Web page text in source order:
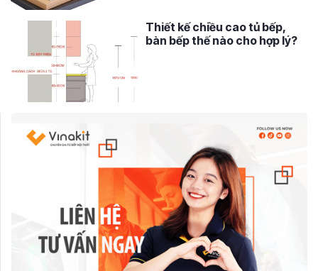
Thiết kế chiều cao tủ bếp,
bàn bếp thế nào cho hợp lý?